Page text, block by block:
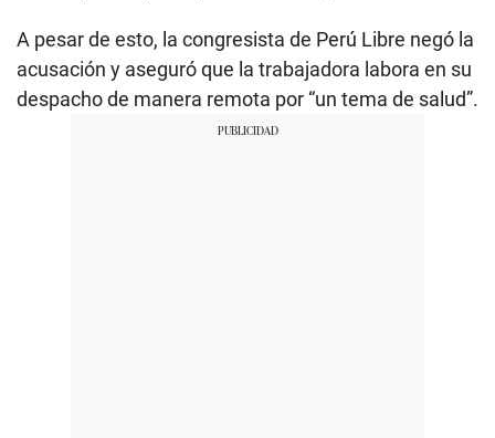
A pesar de esto, la congresista de Perú Libre negó la
acusación y aseguró que la trabajadora labora en su
despacho de manera remota por “un tema de salud”.